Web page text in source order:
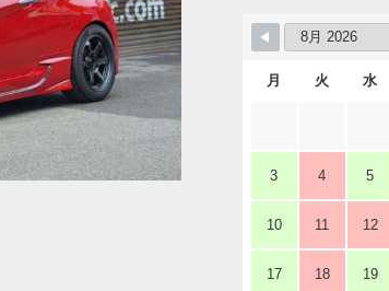
月 火 水
3 4 5
10 11 12
17 18 19